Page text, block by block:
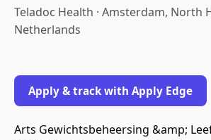
Teladoc Health · Amsterdam, North
Netherlands
Apply & track with Apply Edge
Arts Gewichtsbeheersing &amp;